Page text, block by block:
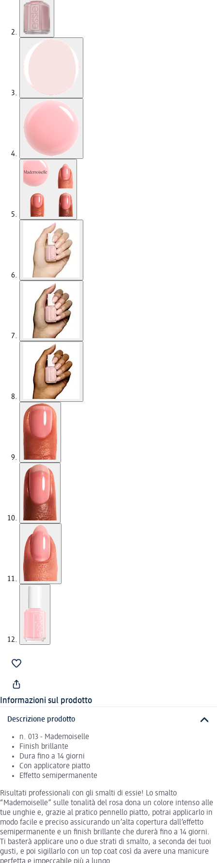
Informazioni sul prodotto
Descrizione prodotto
n. 013 - Mademoiselle
Finish brillante
Dura fino a 14 giorni
Con applicatore piatto
Effetto semipermanente
Risultati professionali con gli smalti di essie! Lo smalto
“Mademoiselle” sulle tonalità del rosa dona un colore intenso alle
tue unghie e, grazie al pratico pennello piatto, potrai applicarlo in
modo facile e preciso assicurando un’alta copertura dall’effetto
semipermanente e un finish brillante che durerà fino a 14 giorni.
Ti basterà applicare uno o due strati di smalto, a seconda dei tuoi
gusti, e poi sigillarlo con un top coat così da avere una manicure